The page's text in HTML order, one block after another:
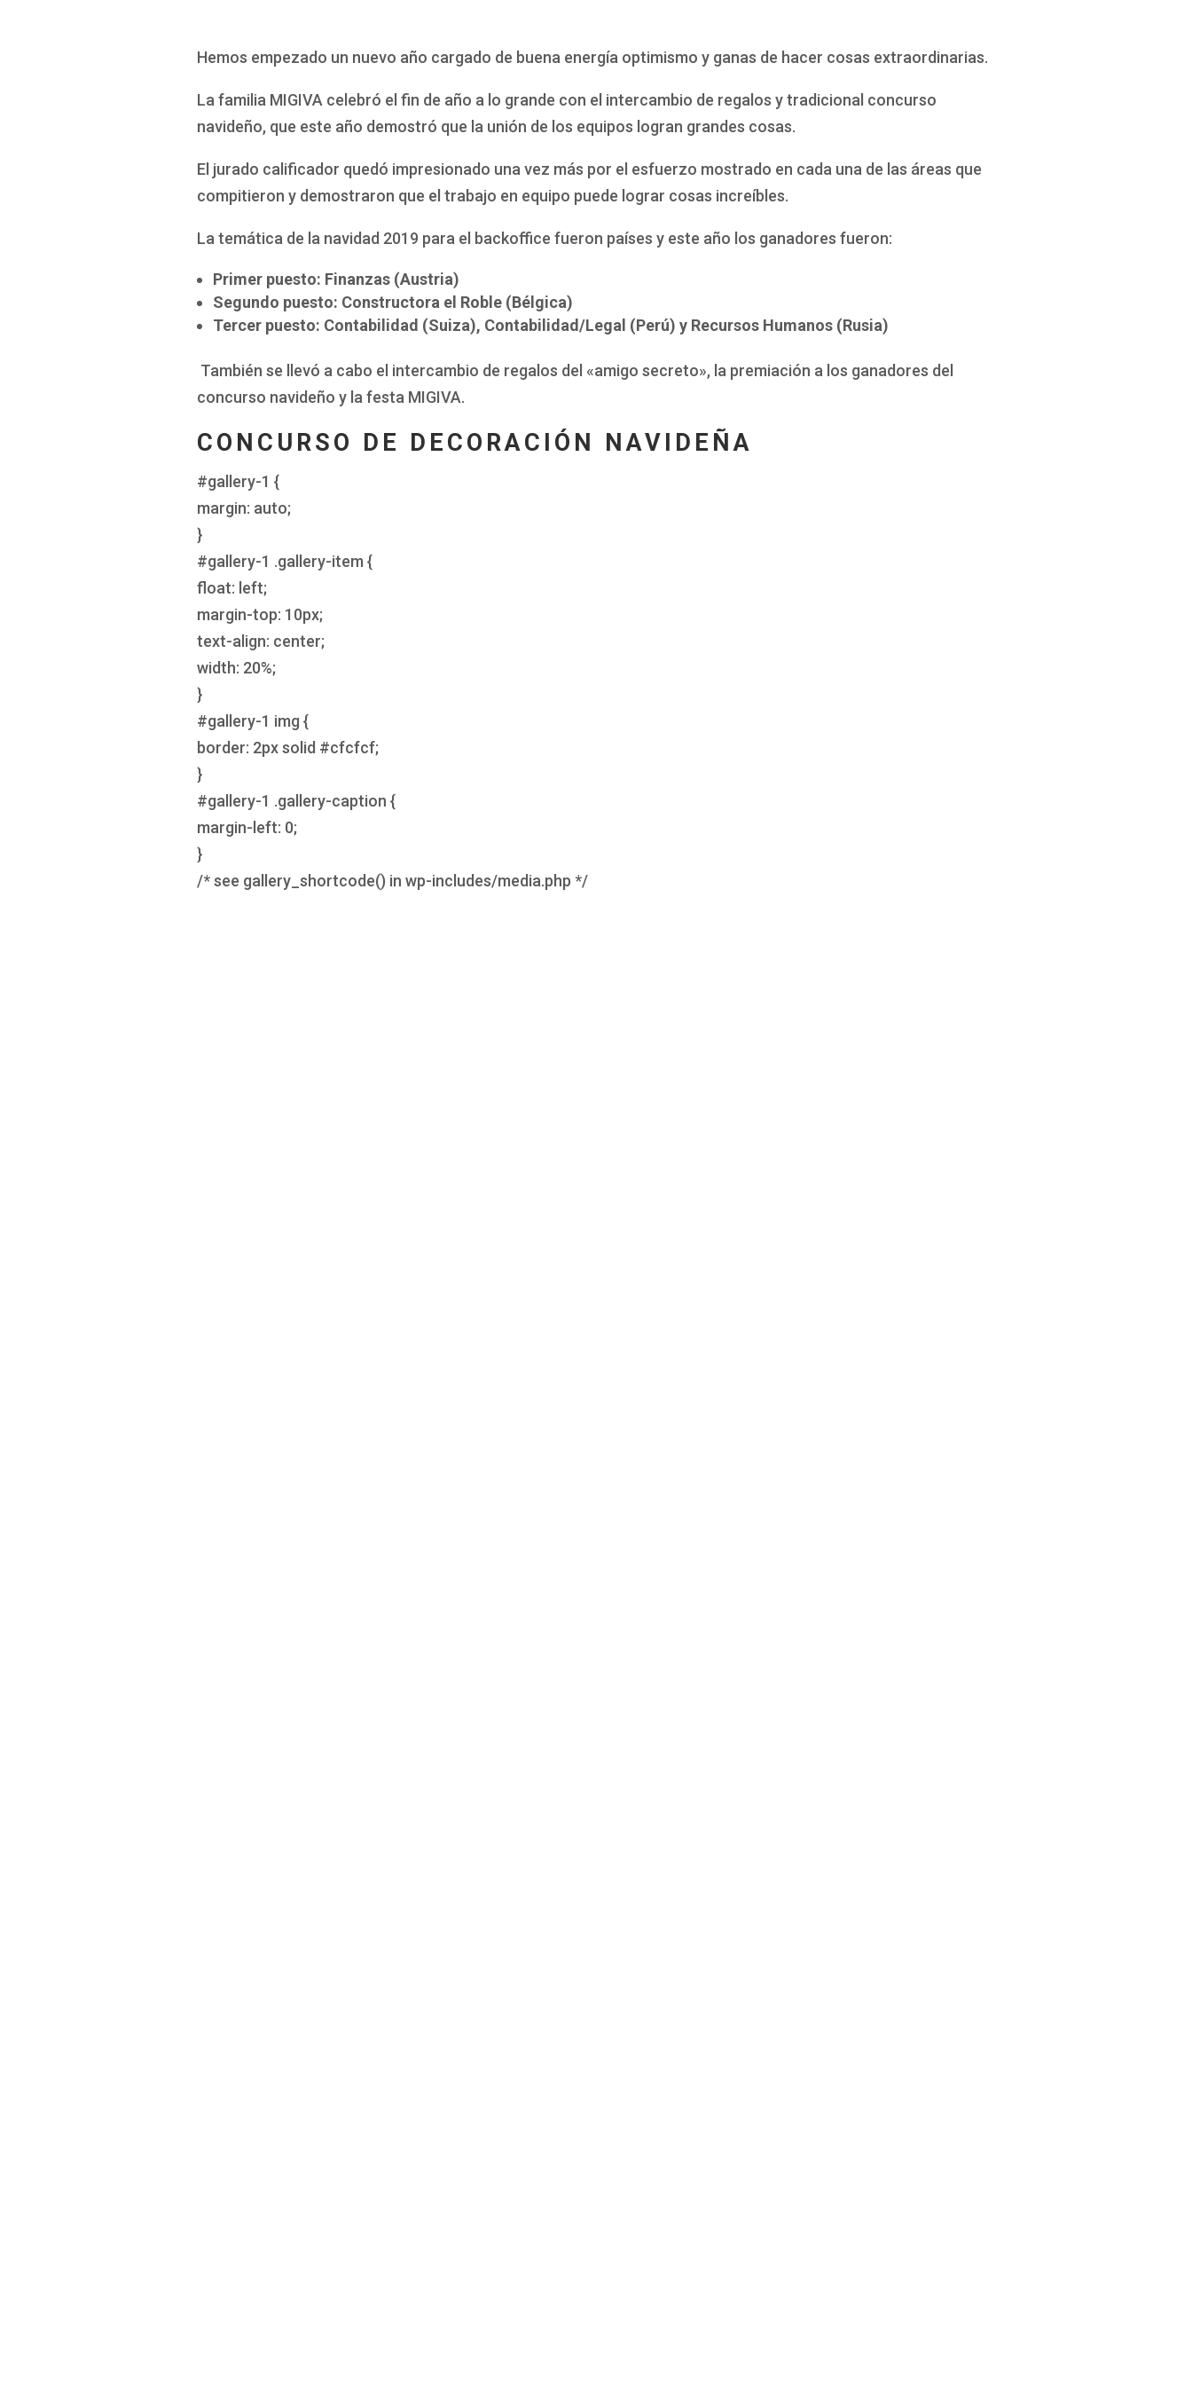
Hemos empezado un nuevo año cargado de buena energía optimismo y ganas de hacer cosas extraordinarias.
La familia MIGIVA celebró el fin de año a lo grande con el intercambio de regalos y tradicional concurso
navideño, que este año demostró que la unión de los equipos logran grandes cosas.
El jurado calificador quedó impresionado una vez más por el esfuerzo mostrado en cada una de las áreas que
compitieron y demostraron que el trabajo en equipo puede lograr cosas increíbles.
La temática de la navidad 2019 para el backoffice fueron países y este año los ganadores fueron:
Primer puesto: Finanzas (Austria)
Segundo puesto: Constructora el Roble (Bélgica)
Tercer puesto: Contabilidad (Suiza), Contabilidad/Legal (Perú) y Recursos Humanos (Rusia)
También se llevó a cabo el intercambio de regalos del «amigo secreto», la premiación a los ganadores del
concurso navideño y la festa MIGIVA.
CONCURSO DE DECORACIÓN NAVIDEÑA
#gallery-1 {
margin: auto;
}
#gallery-1 .gallery-item {
float: left;
margin-top: 10px;
text-align: center;
width: 20%;
}
#gallery-1 img {
border: 2px solid #cfcfcf;
}
#gallery-1 .gallery-caption {
margin-left: 0;
}
/* see gallery_shortcode() in wp-includes/media.php */